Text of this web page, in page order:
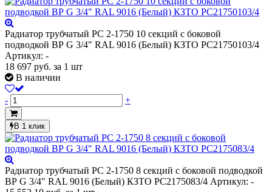
Радиатор трубчатый РС 2-1750 10 секций с боковой
подводкой ВР G 3/4" RAL 9016 (Белый) КЗТО РС21750103/4
Артикул: -
18 697 руб. за 1 шт
В наличии
- +
В 1 клик
Радиатор трубчатый РС 2-1750 8 секций с боковой подводкой
ВР G 3/4" RAL 9016 (Белый) КЗТО РС2175083/4 Артикул: -